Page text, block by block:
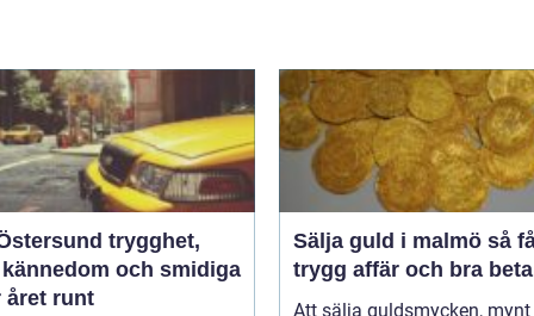
trygghet,
och smidiga
året runt
Sälja guld i malmö så får du
trygg affär och bra
Att sälja guldsmycken, mynt